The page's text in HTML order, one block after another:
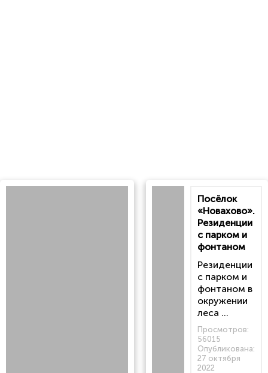
Посёлок
«Новахово».
Резиденции
с парком и
фонтаном
Резиденции
с парком и
фонтаном в
окружении
леса ...
Просмотров:
56015
Опубликована:
27 октября
2022